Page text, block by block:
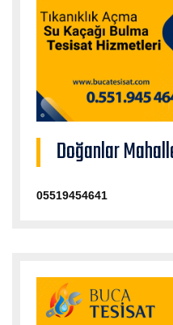
Doğanlar
05519454641